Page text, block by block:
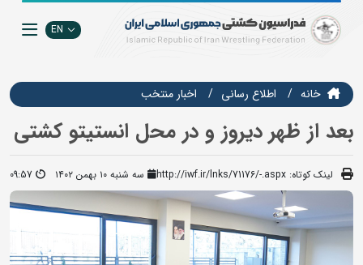
EN
خانه اطلاع رسانی اخبار منتخب
بعد از ظهر دیروز و در محل انستیتو کشتی
لینک کوتاه: http://iwf.ir/lnks/71176/-.aspx سه شنبه ۱۰ بهمن ۱۴۰۲ 09:57